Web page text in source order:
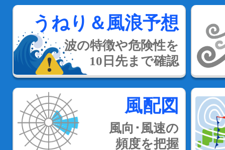
うねり＆風浪予想
波の特徴や危険性を
10日先まで確認
風配図
風向･風速の
頻度を把握